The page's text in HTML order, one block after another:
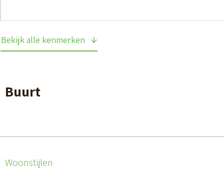
Bekijk alle kenmerken
Buurt
Woonstijlen